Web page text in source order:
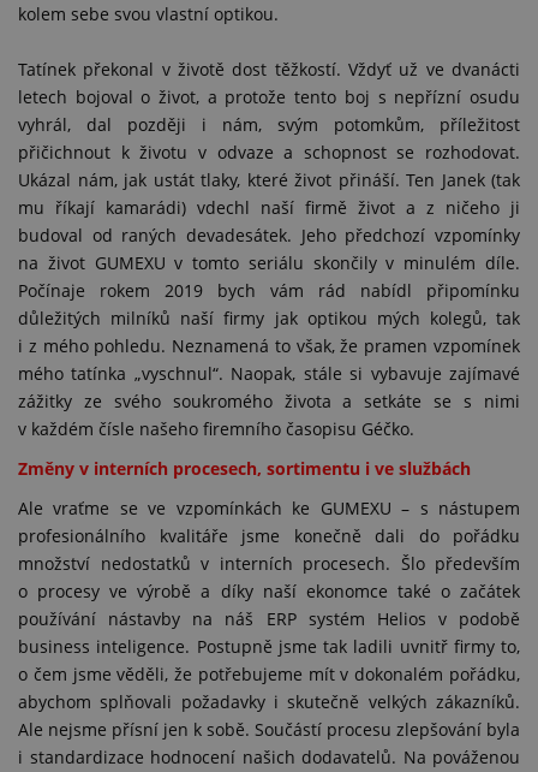
kolem sebe svou vlastní optikou.
Tatínek překonal v životě dost těžkostí. Vždyť už ve dvanácti
letech bojoval o život, a protože tento boj s nepřízní osudu
vyhrál, dal později i nám, svým potomkům, příležitost
přičichnout k životu v odvaze a schopnost se rozhodovat.
Ukázal nám, jak ustát tlaky, které život přináší. Ten Janek (tak
mu říkají kamarádi) vdechl naší firmě život a z ničeho ji
budoval od raných devadesátek. Jeho předchozí vzpomínky
na život GUMEXU v tomto seriálu skončily v minulém díle.
Počínaje rokem 2019 bych vám rád nabídl připomínku
důležitých milníků naší firmy jak optikou mých kolegů, tak
i z mého pohledu. Neznamená to však, že pramen vzpomínek
mého tatínka „vyschnul“. Naopak, stále si vybavuje zajímavé
zážitky ze svého soukromého života a setkáte se s nimi
v každém čísle našeho firemního časopisu Géčko.
Změny v interních procesech, sortimentu i ve službách
Ale vraťme se ve vzpomínkách ke GUMEXU – s nástupem
profesionálního kvalitáře jsme konečně dali do pořádku
množství nedostatků v interních procesech. Šlo především
o procesy ve výrobě a díky naší ekonomce také o začátek
používání nástavby na náš ERP systém Helios v podobě
business inteligence. Postupně jsme tak ladili uvnitř firmy to,
o čem jsme věděli, že potřebujeme mít v dokonalém pořádku,
abychom splňovali požadavky i skutečně velkých zákazníků.
Ale nejsme přísní jen k sobě. Součástí procesu zlepšování byla
i standardizace hodnocení našich dodavatelů. Na pováženou